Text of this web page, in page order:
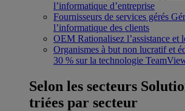
l’informatique d’entreprise
Fournisseurs de services gérés
l’informatique des clients
OEM Rationalisez l’assistance et
Organismes à but non lucratif et
30 % sur la technologie
Selon les secteurs
triées par secteur